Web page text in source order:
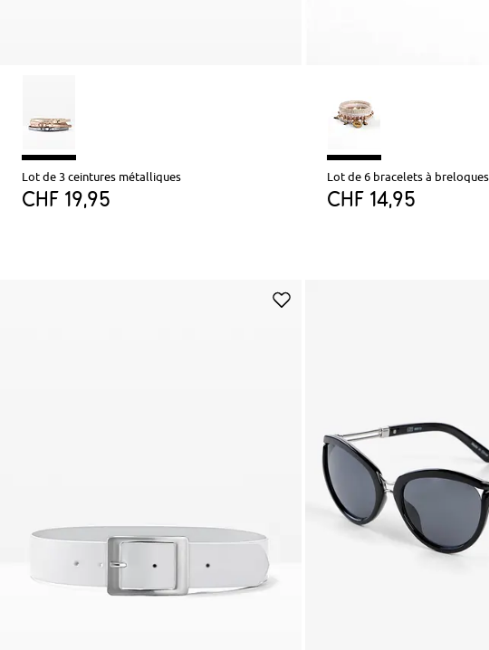
Lot de 3 ceintures métalliques
CHF 19,95
Lot de 6 bracelets à breloques
CHF 14,95